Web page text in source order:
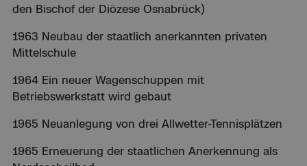
den Bischof der Diözese Osnabrück)
1963 Neubau der staatlich anerkannten privaten
Mittelschule
1964 Ein neuer Wagenschuppen mit
Betriebswerkstatt wird gebaut
1965 Neuanlegung von drei Allwetter-Tennisplätzen
1965 Erneuerung der staatlichen Anerkennung als